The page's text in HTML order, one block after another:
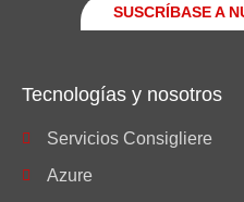
SUSCRÍBASE A
Tecnologías y nosotros
Servicios Consigliere
Azure